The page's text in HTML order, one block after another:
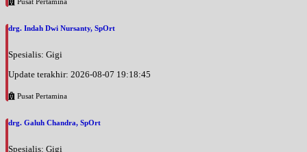
drg. Indah Dwi Nursanty, SpOrt
Spesialis: Gigi
Update terakhir: 2026-08-07 19:18:45
Pusat Pertamina
drg. Galuh Chandra, SpOrt
Spesialis: Gigi